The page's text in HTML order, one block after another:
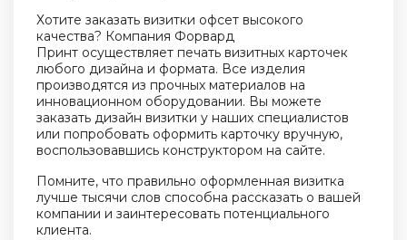
Хотите заказать визитки офсет высокого
качества? Компания Форвард
Принт осуществляет печать визитных карточек
любого дизайна и формата. Все изделия
производятся из прочных материалов на
инновационном оборудовании. Вы можете
заказать дизайн визитки у наших специалистов
или попробовать оформить карточку вручную,
воспользовавшись конструктором на сайте.
Помните, что правильно оформленная визитка
лучше тысячи слов способна рассказать о вашей
компании и заинтересовать потенциального
клиента.